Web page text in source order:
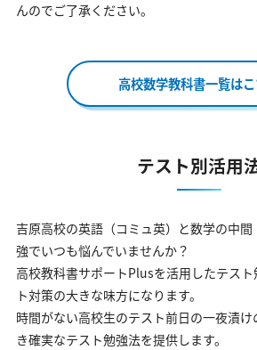
んのでご了承ください。
高校数学教科書一覧は
テスト別活用
吉原高校の英語（コミュ英）と数学の中
強でいつも悩んでいませんか？
高校教科書サポートPlusを活用したテス
ト対策の大きな味方になります。
時間がない高校生のテスト前日の一夜漬
き確実なテスト勉強法を提供します。